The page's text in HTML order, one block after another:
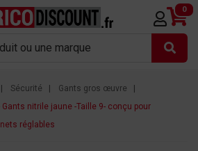
0
Sécurité
Gants gros œuvre
Gants nitrile jaune -Taille 9- conçu pour
réglables